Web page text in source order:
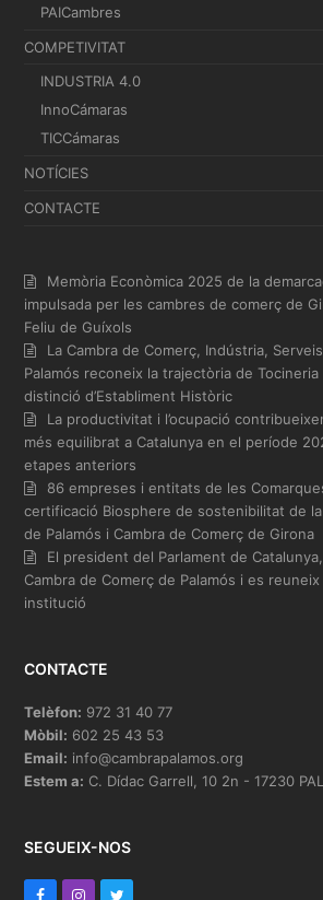
PAICambres
COMPETIVITAT
INDUSTRIA 4.0
InnoCámaras
TICCámaras
NOTÍCIES
CONTACTE
Memòria Econòmica 2025 de la
impulsada per les cambres de comerç de
Feliu de Guíxols
La Cambra de Comerç, Indústria,
Palamós reconeix la trajectòria de Tocineria
distinció d’Establiment Històric
La productivitat i l’ocupació
més equilibrat a Catalunya en el període
etapes anteriors
86 empreses i entitats de les
certificació Biosphere de sostenibilitat de
de Palamós i Cambra de Comerç de Girona
El president del Parlament de
Cambra de Comerç de Palamós i es
institució
CONTACTE
Telèfon: 972 31 40 77
Mòbil: 602 25 43 53
Email: info@cambrapalamos.org
Estem a: C. Dídac Garrell, 10 2n - 17230
SEGUEIX-NOS